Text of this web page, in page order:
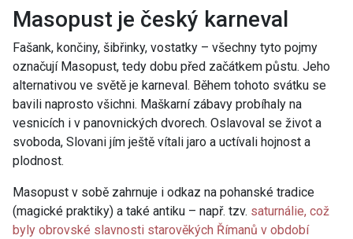
Masopust je český karneval
Fašank, končiny, šibřinky, vostatky – všechny tyto pojmy
označují Masopust, tedy dobu před začátkem půstu. Jeho
alternativou ve světě je karneval. Během tohoto svátku se
bavili naprosto všichni. Maškarní zábavy probíhaly na
vesnicích i v panovnických dvorech. Oslavoval se život a
svoboda, Slovani jím ještě vítali jaro a uctívali hojnost a
plodnost.
Masopust v sobě zahrnuje i odkaz na pohanské tradice
(magické praktiky) a také antiku – např. tzv. saturnálie, což
byly obrovské slavnosti starověkých Římanů v období